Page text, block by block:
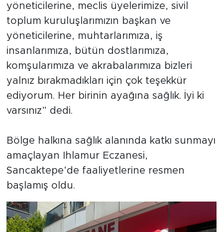
yöneticilerine, meclis üyelerimize, sivil
toplum kuruluşlarımızın başkan ve
yöneticilerine, muhtarlarımıza, iş
insanlarımıza, bütün dostlarımıza,
komşularımıza ve akrabalarımıza bizleri
yalnız bırakmadıkları için çok teşekkür
ediyorum. Her birinin ayağına sağlık. İyi ki
varsınız” dedi.
Bölge halkına sağlık alanında katkı sunmayı
amaçlayan Ihlamur Eczanesi,
Sancaktepe’de faaliyetlerine resmen
başlamış oldu.